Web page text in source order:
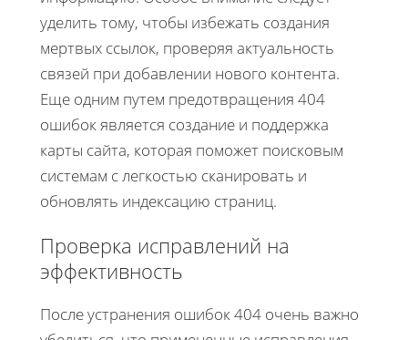
уделить тому, чтобы избежать создания
мертвых ссылок, проверяя актуальность
связей при добавлении нового контента.
Еще одним путем предотвращения 404
ошибок является создание и поддержка
карты сайта, которая поможет поисковым
системам с легкостью сканировать и
обновлять индексацию страниц.
Проверка исправлений на
эффективность
После устранения ошибок 404 очень важно